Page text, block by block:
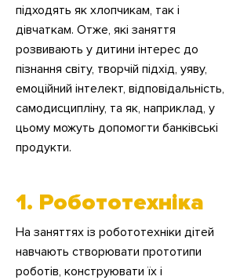
підходять як хлопчикам, так і
дівчаткам. Отже, які заняття
розвивають у дитини інтерес до
пізнання світу, творчій підхід, уяву,
емоційний інтелект, відповідальність,
самодисципліну, та як, наприклад, у
цьому можуть допомогти банківські
продукти.
1. Робототехніка
На заняттях із робототехніки дітей
навчають створювати прототипи
роботів, конструювати їх і